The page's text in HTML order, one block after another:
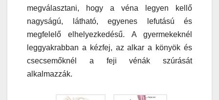
megválasztani, hogy a véna legyen kellő
nagyságú, látható, egyenes lefutású és
megfelelő elhelyezkedésű. A gyermekeknél
leggyakrabban a kézfej, az alkar a könyök és
csecsemőknél a feji vénák szúrását
alkalmazzák.